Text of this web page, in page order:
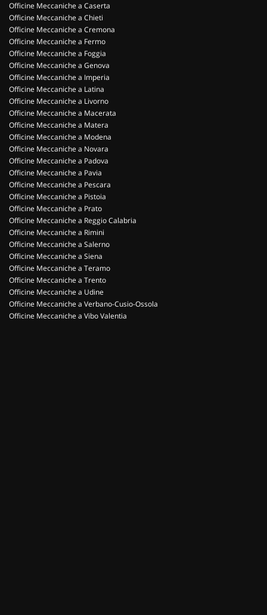
Officine Meccaniche a Caserta
Officine Meccaniche a Chieti
Officine Meccaniche a Cremona
Officine Meccaniche a Fermo
Officine Meccaniche a Foggia
Officine Meccaniche a Genova
Officine Meccaniche a Imperia
Officine Meccaniche a Latina
Officine Meccaniche a Livorno
Officine Meccaniche a Macerata
Officine Meccaniche a Matera
Officine Meccaniche a Modena
Officine Meccaniche a Novara
Officine Meccaniche a Padova
Officine Meccaniche a Pavia
Officine Meccaniche a Pescara
Officine Meccaniche a Pistoia
Officine Meccaniche a Prato
Officine Meccaniche a Reggio Calabria
Officine Meccaniche a Rimini
Officine Meccaniche a Salerno
Officine Meccaniche a Siena
Officine Meccaniche a Teramo
Officine Meccaniche a Trento
Officine Meccaniche a Udine
Officine Meccaniche a Verbano-Cusio-Ossola
Officine Meccaniche a Vibo Valentia